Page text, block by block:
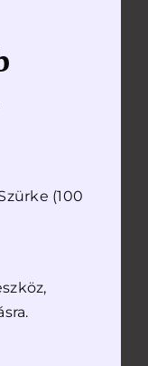
Ft.
Ft.
(100